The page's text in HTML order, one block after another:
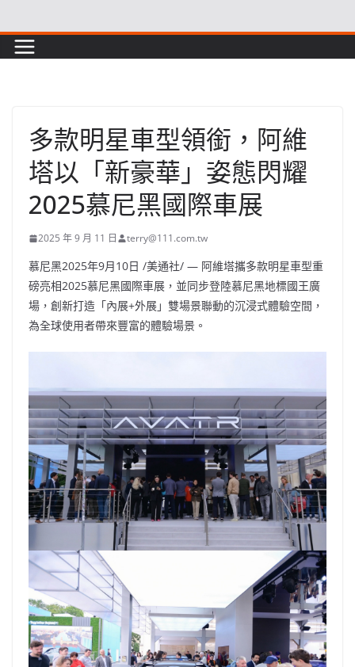
to
content
多款明星車型領銜，阿維
塔以「新豪華」姿態閃耀
2025慕尼黑國際車展
2025 年 9 月 11 日 terry@111.com.tw
慕尼黑2025年9月10日 /美通社/ — 阿維塔攜多款明星車型重
磅亮相2025慕尼黑國際車展，並同步登陸慕尼黑地標國王廣
場，創新打造「內展+外展」雙場景聯動的沉浸式體驗空間，
為全球使用者帶來豐富的體驗場景。